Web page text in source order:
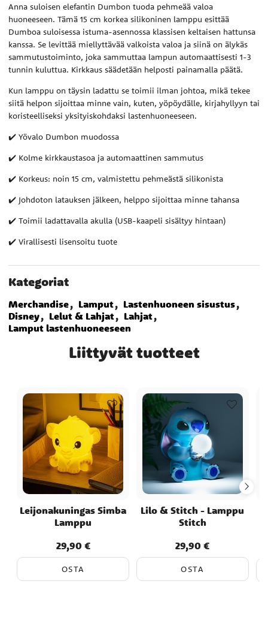
Anna suloisen elefantin Dumbon tuoda pehmeää valoa
huoneeseen. Tämä 15 cm korkea silikoninen lamppu esittää
Dumboa suloisessa istuma-asennossa klassisen keltaisen hattunsa
kanssa. Se levittää miellyttävää valkoista valoa ja siinä on älykäs
sammutustoiminto, joka sammuttaa lampun automaattisesti 1-3
tunnin kuluttua. Kirkkaus säädetään helposti painamalla päätä.
Kun lamppu on täysin ladattu se toimii ilman johtoa, mikä tekee
siitä helpon sijoittaa minne vain, kuten, yöpöydälle, kirjahyllyyn tai
koristeelliseksi yksityiskohdaksi lastenhuoneeseen.
✔️ Yövalo Dumbon muodossa
✔️ Kolme kirkkaustasoa ja automaattinen sammutus
✔️ Korkeus: noin 15 cm, valmistettu pehmeästä silikonista
✔️ Johdoton latauksen jälkeen, helppo sijoittaa minne tahansa
✔️ Toimii ladattavalla akulla (USB-kaapeli sisältyy hintaan)
✔️ Virallisesti lisensoitu tuote
Kategoriat
Merchandise Lamput
Lastenhuoneen sisustus
Disney
Lelut & Lahjat
Lahjat
Lamput lastenhuoneeseen
Liittyvät tuotteet
Leijonakuningas Simba
Lamppu
Hinta:29,90 €
29,90 €
OSTA
Lilo & Stitch - Lamppu
Stitch
Hinta:29,90 €
29,90 €
OSTA